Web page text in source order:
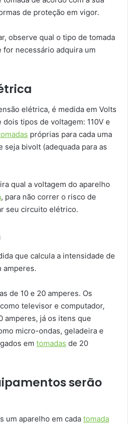
de proteção em vigor.
observe qual o tipo de tomada
for necessário adquira um
elétrica, é medida em Volts
dois tipos de voltagem: 110V e
próprias para cada uma
seja bivolt (adequada para as
qual a voltagem do aparelho
, para não correr o risco de
seu circuito elétrico.
que calcula a intensidade de
amperes.
de 10 e 20 amperes. Os
televisor e computador,
amperes, já os itens que
micro-ondas, geladeira e
em tomadas de 20
serão
um aparelho em cada tomada